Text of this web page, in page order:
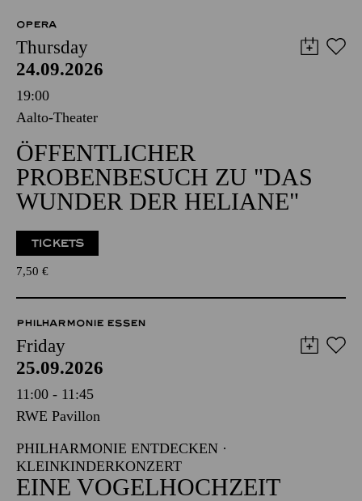
OPERA
Thursday
24.09.2026
19:00
Aalto-Theater
ÖFFENTLICHER
PROBENBESUCH ZU "DAS
WUNDER DER HELIANE"
TICKETS
7,50 €
PHILHARMONIE ESSEN
Friday
25.09.2026
11:00 - 11:45
RWE Pavillon
PHILHARMONIE ENTDECKEN ·
KLEINKINDERKONZERT
EINE VOGELHOCHZEIT